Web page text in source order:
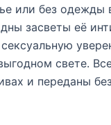
или без одежды
засветы её
свете.
и переданы